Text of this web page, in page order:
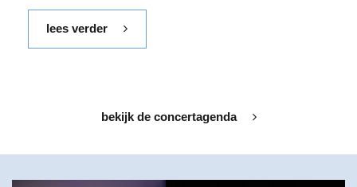
lees verder
bekijk de concertagenda